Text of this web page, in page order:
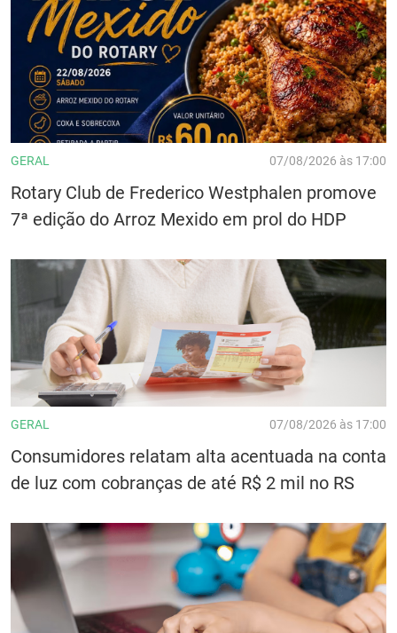
GERAL 07/08/2026 às 17:00
Rotary Club de Frederico Westphalen promove
7ª edição do Arroz Mexido em prol do HDP
GERAL 07/08/2026 às 17:00
Consumidores relatam alta acentuada na conta
de luz com cobranças de até R$ 2 mil no RS